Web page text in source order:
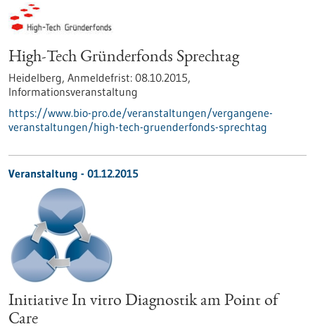
High-Tech Gründerfonds Sprechtag
Heidelberg, Anmeldefrist: 08.10.2015,
Informationsveranstaltung
https://www.bio-pro.de/veranstaltungen/vergangene-
veranstaltungen/high-tech-gruenderfonds-sprechtag
Veranstaltung - 01.12.2015
Initiative In vitro Diagnostik am Point of
Care